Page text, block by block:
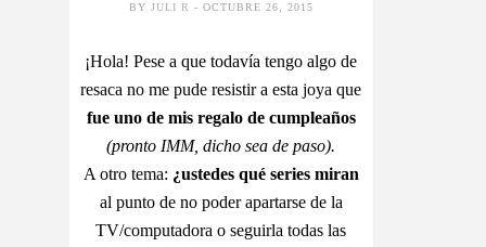
BY JULI R - OCTUBRE 26, 2015
¡Hola! Pese a que todavía tengo algo de
resaca no me pude resistir a esta joya que
fue uno de mis regalo de cumpleaños
(pronto IMM, dicho sea de paso).
A otro tema: ¿ustedes qué series miran
al punto de no poder apartarse de la
TV/computadora o seguirla todas las